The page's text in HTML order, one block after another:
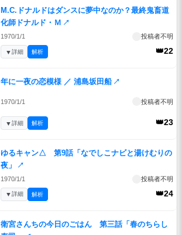
M.C.ドナルドはダンスに夢中なのか？最終鬼畜道
化師ドナルド・Ｍ ↗
1970/1/1 投稿者不明
👑22
▼詳細 解析
年に一夜の恋模様 ／ 浦島坂田船 ↗
1970/1/1 投稿者不明
👑23
▼詳細 解析
ゆるキャン△ 第9話「なでしこナビと湯けむりの
夜」
↗
1970/1/1 投稿者不明
👑24
▼詳細 解析
衛宮さんちの今日のごはん 第三話「春のちらし